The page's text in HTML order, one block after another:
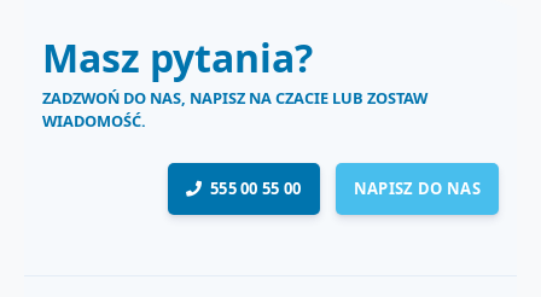
Masz pytania?
ZADZWOŃ DO NAS, NAPISZ NA CZACIE LUB ZOSTAW
WIADOMOŚĆ.
555 00 55 00 NAPISZ DO NAS